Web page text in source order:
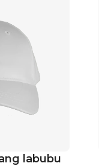
labubu